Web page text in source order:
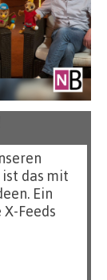
das mit
Ein
Feeds